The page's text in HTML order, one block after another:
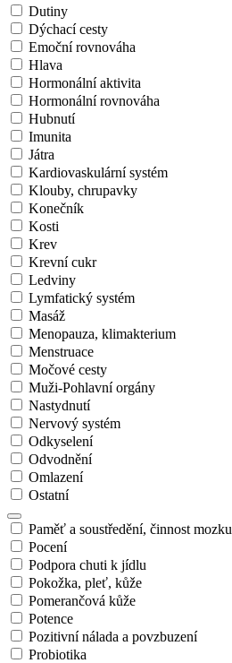
Dutiny
Dýchací cesty
Emoční rovnováha
Hlava
Hormonální aktivita
Hormonální rovnováha
Hubnutí
Imunita
Játra
Kardiovaskulární systém
Klouby, chrupavky
Konečník
Kosti
Krev
Krevní cukr
Ledviny
Lymfatický systém
Masáž
Menopauza, klimakterium
Menstruace
Močové cesty
Muži-Pohlavní orgány
Nastydnutí
Nervový systém
Odkyselení
Odvodnění
Omlazení
Ostatní
Paměť a soustředění, činnost mozku
Pocení
Podpora chuti k jídlu
Pokožka, pleť, kůže
Pomerančová kůže
Potence
Pozitivní nálada a povzbuzení
Probiotika